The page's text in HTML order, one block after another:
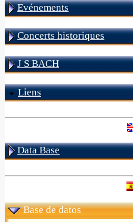
Evénements
Concerts historiques
J S BACH
Liens
Data Base
Base de datos